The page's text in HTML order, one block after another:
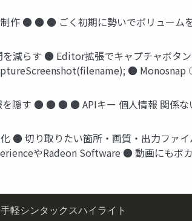
作 ● ● ● ごく初期に勢いでボリューム
を減らす ● Editor拡張でキャプチャボ
● Monosnap
を隠す ● ● ● ● APIキー 個人情報 関係
● 切り取りたい箇所・画質・出力フ
やRadeon Software ● 動画にもボ